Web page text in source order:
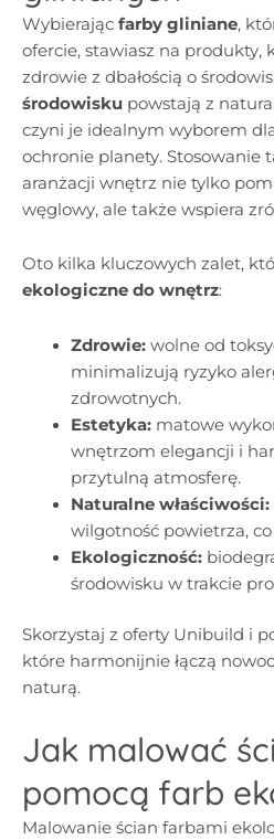
Wybierając farby gliniane,
ofercie, stawiasz na produkty,
zdrowie z dbałością o
środowisku powstają z
czyni je idealnym wyborem
ochronie planety. Stosowanie
aranżacji wnętrz nie tylko
węglowy, ale także wspiera
Oto kilka kluczowych zalet,
ekologiczne do wnętrz:
Zdrowie:wolne od
minimalizują ryzyko
zdrowotnych.
Estetyka:matowe
wnętrzom elegancji i
przytulną atmosferę.
Naturalne właściwości:
wilgotność powietrza,
Ekologiczność:
środowisku w trakcie
Skorzystaj z oferty Unibuild i
które harmonijnie łączą
naturą.
Jak malować
pomocą farb
Malowanie ścian farbami